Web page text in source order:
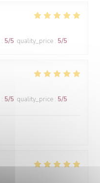
: 5/5 quality_price : 5/5
: 5/5 quality_price : 5/5